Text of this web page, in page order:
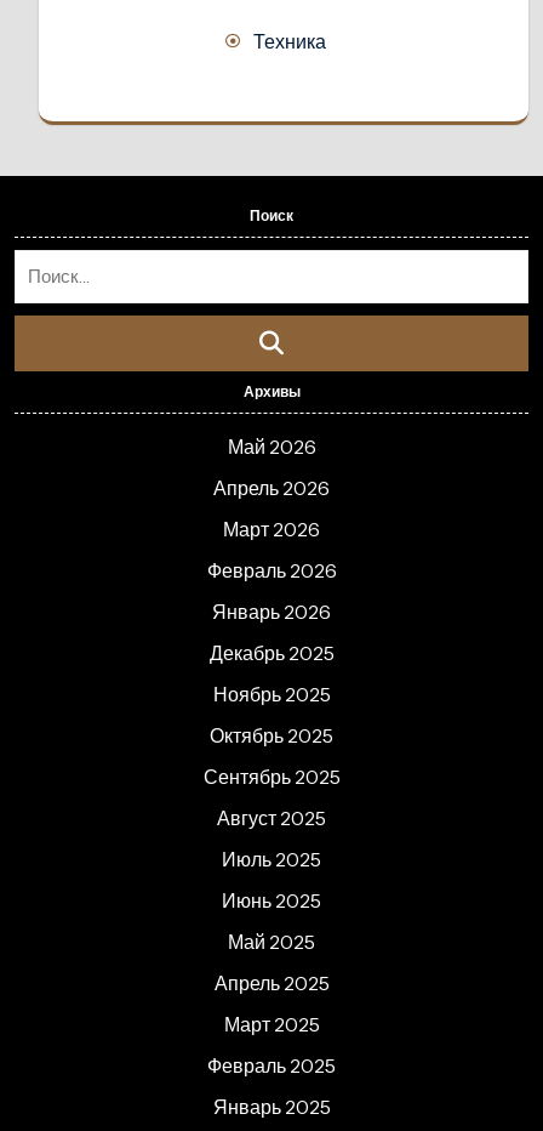
Техника
Поиск
Архивы
Май 2026
Апрель 2026
Март 2026
Февраль 2026
Январь 2026
Декабрь 2025
Ноябрь 2025
Октябрь 2025
Сентябрь 2025
Август 2025
Июль 2025
Июнь 2025
Май 2025
Апрель 2025
Март 2025
Февраль 2025
Январь 2025